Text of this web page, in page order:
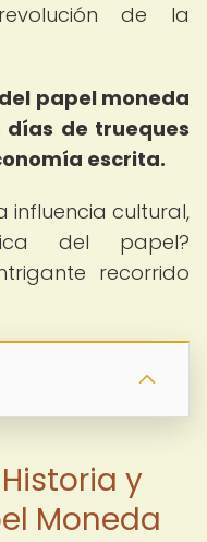
de la
papel moneda
días de trueques
escrita.
influencia cultural,
del papel?
recorrido
y
Moneda